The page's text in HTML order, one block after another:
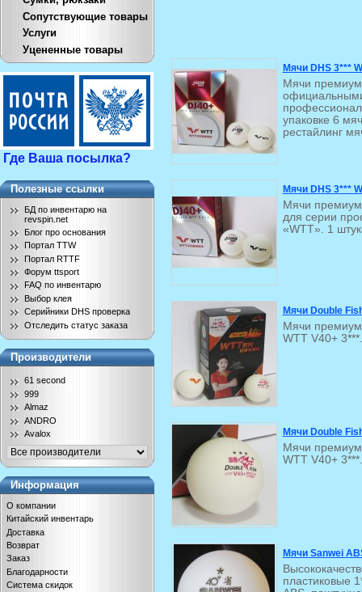
Сопутствующие товары
Услуги
Уцененные товары
Где Ваша посылка?
Полезные ссылки
БД по инвентарю на
revspin.net
Блог про основания
Портал TTW
Портал RTTF
Форум ttsport
FAQ по инвентарю
Выбор клея
Серийники DHS проверка
Отследить статус заказа
Производители
61 second
999
Almaz
ANDRO
Avalox
Информация
О компании
Китайский инвентарь
Доставка
Возврат
Заказ
Благодарности
Система скидок
Мячи DHS 3***
Мячи премиум
упаковке 6
рестайлинг
Мячи DHS 3***
Мячи
для серии
«WTT». 1
Мячи Double
Мячи премиум
WTT V40+
Мячи Double
Мячи премиум
WTT V40+
Мячи Sanwei
пластиковые